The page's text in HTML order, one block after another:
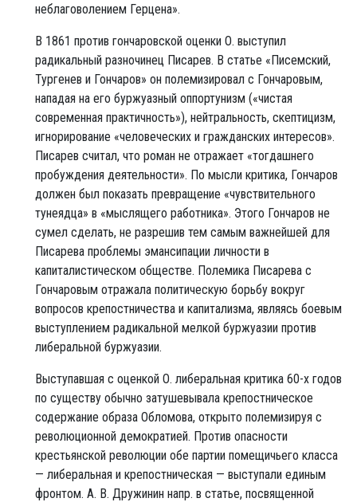
неблаговолением Герцена».
В 1861 против гончаровской оценки О. выступил
радикальный разночинец Писарев. В статье «Писемский,
Тургенев и Гончаров» он полемизировал с Гончаровым,
нападая на его буржуазный оппортунизм («чистая
современная практичность»), нейтральность, скептицизм,
игнорирование «человеческих и гражданских интересов».
Писарев считал, что роман не отражает «тогдашнего
пробуждения деятельности». По мысли критика, Гончаров
должен был показать превращение «чувствительного
тунеядца» в «мыслящего работника». Этого Гончаров не
сумел сделать, не разрешив тем самым важнейшей для
Писарева проблемы эмансипации личности в
капиталистическом обществе. Полемика Писарева с
Гончаровым отражала политическую борьбу вокруг
вопросов крепостничества и капитализма, являясь боевым
выступлением радикальной мелкой буржуазии против
либеральной буржуазии.
Выступавшая с оценкой О. либеральная критика 60-х годов
по существу обычно затушевывала крепостническое
содержание образа Обломова, открыто полемизируя с
революционной демократией. Против опасности
крестьянской революции обе партии помещичьего класса
— либеральная и крепостническая — выступали единым
фронтом. А. В. Дружинин напр. в статье, посвященной